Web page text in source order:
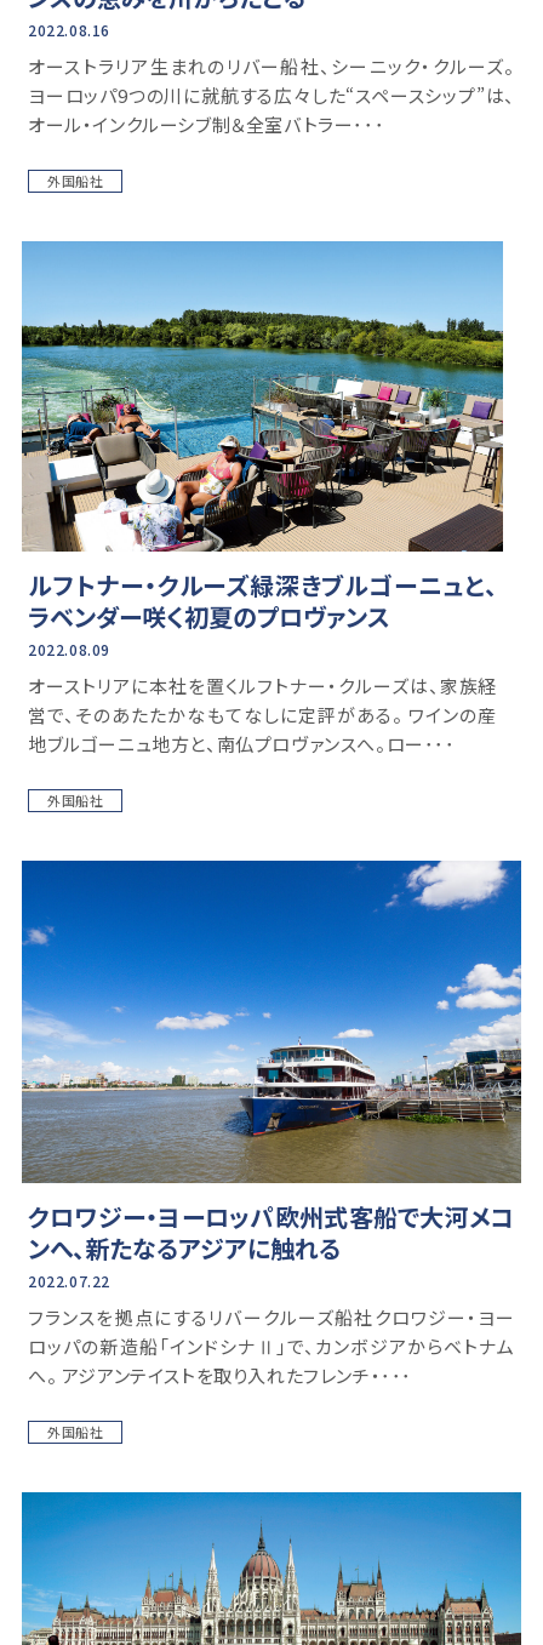
2022.08.16
オーストラリア生まれのリバー船社、シーニック・クルーズ。
ヨーロッパ9つの川に就航する広々した“スペースシップ”は、
オール・インクルーシブ制＆全室バトラー･･･
外国船社
ルフトナー・クルーズ緑深きブルゴーニュと、
ラベンダー咲く初夏のプロヴァンス
2022.08.09
オーストリアに本社を置くルフトナー・クルーズは、家族経
営で、そのあたたかなもてなしに定評がある。 ワインの産
地ブルゴーニュ地方と、南仏プロヴァンスへ。ロー･･･
外国船社
クロワジー・ヨーロッパ欧州式客船で大河メコ
ンへ、新たなるアジアに触れる
2022.07.22
フランスを拠点にするリバークルーズ船社クロワジー・ヨー
ロッパの新造船「インドシナⅡ」で、カンボジアからベトナム
へ。 アジアンテイストを取り入れたフレンチ・･･･
外国船社